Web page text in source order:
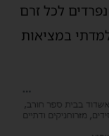
לכל זרם
במציאות